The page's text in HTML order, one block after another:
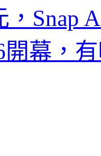
，Snap
開幕，